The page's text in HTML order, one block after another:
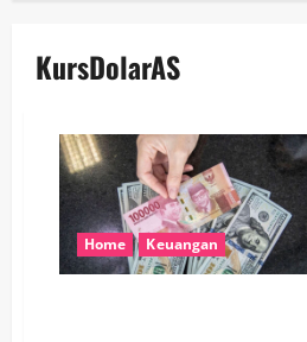
KursDolarAS
Home Keuangan